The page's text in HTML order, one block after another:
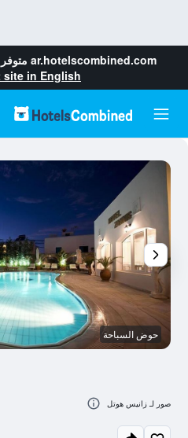
ar.hotelscombined.com متوفر
site in English
حوض السباحة
صور لـ زانيس هوتل